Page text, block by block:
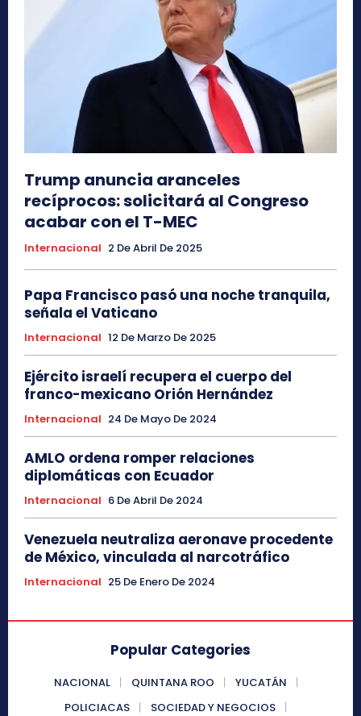
Trump anuncia aranceles
recíprocos: solicitará al Congreso
acabar con el T-MEC
Internacional 2 De Abril De 2025
Papa Francisco pasó una noche tranquila,
señala el Vaticano
Internacional 12 De Marzo De 2025
Ejército israelí recupera el cuerpo del
franco-mexicano Orión Hernández
Internacional 24 De Mayo De 2024
AMLO ordena romper relaciones
diplomáticas con Ecuador
Internacional 6 De Abril De 2024
Venezuela neutraliza aeronave procedente
de México, vinculada al narcotráfico
Internacional 25 De Enero De 2024
Popular Categories
NACIONAL QUINTANA ROO
YUCATÁN
POLICIACAS
SOCIEDAD Y NEGOCIOS